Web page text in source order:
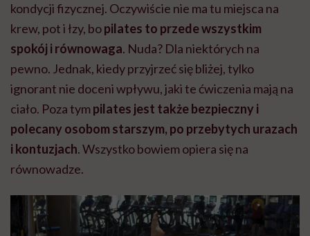
kondycji fizycznej. Oczywiście nie ma tu miejsca na
krew, pot i łzy, bopilates to przede wszystkim
spokój i równowaga. Nuda? Dla niektórych na
pewno. Jednak, kiedy przyjrzeć się bliżej, tylko
ignorant nie doceni wpływu, jaki te ćwiczenia mają na
ciało. Poza tympilates jest także bezpieczny i
polecany osobom starszym, po przebytych urazach
i kontuzjach. Wszystko bowiem opiera się na
równowadze.